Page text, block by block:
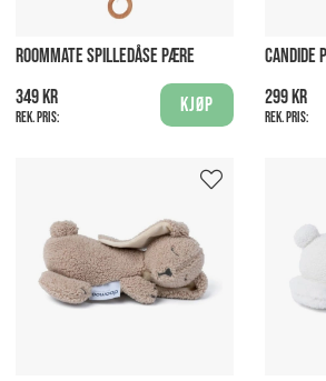
ROOMMATE SPILLEDÅSE PÆRE
349 kr
Rek. pris:
Kjøp
CANDIDE
299 kr
Rek. pris: